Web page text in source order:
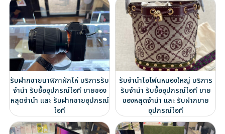
รับฝากขายนาฬิกาผักไห่ บริการรับ
จำนำ รับซื้ออุปกรณ์ไอที ขายของ
หลุดจำนำ และ รับฝากขายอุปกรณ์
ไอที
รับจำนำไอโฟนหนองใหญ่ บริการ
รับจำนำ รับซื้ออุปกรณ์ไอที ขาย
ของหลุดจำนำ และ รับฝากขาย
อุปกรณ์ไอที